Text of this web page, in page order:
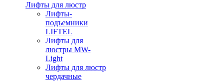
Лифты для люстр
Лифты-
подъемники
LIFTEL
Лифты для
люстры MW-
Light
Лифты для люстр
чердачные